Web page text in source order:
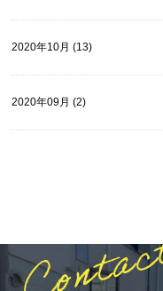
2020年10月 (13)
2020年09月 (2)